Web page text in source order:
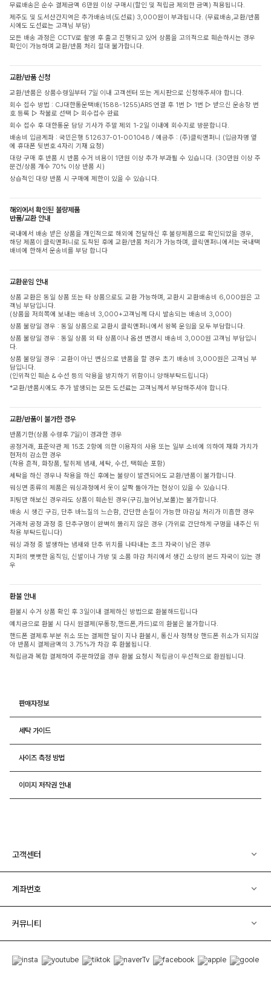
무료배송은 순수 결제금액 6만원 이상 구매시(할인 및 적립금 제외한 금액) 적용됩니다.
제주도 및 도서산간지역은 추가배송비(도선료) 3,000원이 부과됩니다. (무료배송,교환/반품
시에도 도선료는 고객님 부담)
모든 배송 과정은 CCTV로 촬영 후 출고 진행되고 있어 상품을 고의적으로 훼손하시는 경우
확인이 가능하며 교환/반품 처리 절대 불가합니다.
교환/반품 신청
교환/반품은 상품수령일부터 7일 이내 고객센터 또는 게시판으로 신청해주셔야 합니다.
회수 접수 방법 : CJ대한통운택배(1588-1255)ARS 연결 후 1번 ▷ 1번 ▷ 받으신 운송장 번
호 등록 ▷ 착불로 선택 ▷ 회수접수 완료
회수 접수 후 대한통운 담당 기사가 주말 제외 1-2일 이내에 회수지로 방문합니다.
배송비 입금계좌 : 국민은행 512637-01-001048 / 예금주 : (주)클릭앤퍼니 (입금자명 옆
에 휴대폰 뒷번호 4자리 기재 요청)
대량 구매 후 반품 시 반품 수거 비용이 1만원 이상 추가 부과될 수 있습니다. (30만원 이상 주
문건/상품 개수 70% 이상 반품 시)
상습적인 대량 반품 시 구매에 제한이 있을 수 있습니다.
해외에서 확인된 불량제품
반품/교환 안내
국내에서 배송 받은 상품을 개인적으로 해외에 전달하신 후 불량제품으로 확인되었을 경우,
해당 제품이 클릭앤퍼니로 도착된 후에 교환/반품 처리가 가능하며, 클릭앤퍼니에서는 국내택
배비에 한해서 운송비를 부담 합니다
교환운임 안내
상품 교환은 동일 상품 또는 타 상품으로도 교환 가능하며, 교환시 교환배송비 6,000원은 고
객님 부담입니다.
(상품을 저희쪽에 보내는 배송비 3,000+고객님께 다시 발송되는 배송비 3,000)
상품 불량일 경우 : 동일 상품으로 교환시 클릭앤퍼니에서 왕복 운임을 모두 부담합니다.
상품 불량일 경우 : 동일 상품 외 타 상품이나 옵션 변경시 배송비 3,000원 고객님 부담입니
다.
상품 불량일 경우 : 교환이 아닌 변심으로 반품을 할 경우 초기 배송비 3,000원은 고객님 부
담입니다.
(인위적인 훼손 & 수선 등의 악용을 방지하기 위함이니 양해부탁드립니다)
*교환/반품시에도 추가 발생되는 모든 도선료는 고객님께서 부담해주셔야 합니다.
교환/반품이 불가한 경우
반품기한(상품 수령후 7일)이 경과한 경우
공정거래, 표준약관 제 15조 2항에 의한 이용자의 사용 또는 일부 소비에 의하여 재화 가치가
현저히 감소한 경우
(착용 흔적, 화장품, 탈취제 냄새, 세탁, 수선, 택훼손 포함)
세탁을 하신 경우나 착용을 하신 후에는 불량이 발견되어도 교환/반품이 불가합니다.
워싱면 종류의 제품은 워싱과정에서 옷이 살짝 돌아가는 현상이 있을 수 있습니다.
피팅만 해보신 경우라도 상품이 훼손된 경우(구김,늘어남,보풀)는 불가합니다.
배송 시 생긴 구김, 단추 바느질의 느슨함, 간단한 손질이 가능한 마감실 처리가 미흡한 경우
거래처 공정 과정 중 단추구멍이 완벽히 뚫리지 않은 경우 (가위로 간단하게 구멍을 내주신 뒤
착용 부탁드립니다)
워싱 과정 중 발생하는 냄새와 단추 위치를 나타내는 초크 자국이 남은 경우
지퍼의 뻣뻣한 움직임, 신발이나 가방 및 소품 마감 처리에서 생긴 소량의 본드 자국이 있는 경
우
환불 안내
환불시 수거 상품 확인 후 3일이내 결제하신 방법으로 환불해드립니다
예치금으로 환불 시 다시 원결제(무통장,핸드폰,카드)로의 환불은 불가합니다.
핸드폰 결제후 부분 취소 또는 결제한 달이 지나 환불시, 통신사 정책상 핸드폰 취소가 되지않
아 반품시 결제금액의 3.75%가 차감 후 환불됩니다.
적립금과 복합 결제하여 주문하였을 경우 환불 요청시 적립금이 우선적으로 환원됩니다.
판매자정보
세탁 가이드
사이즈 측정 방법
이미지 저작권 안내
고객센터
계좌번호
커뮤니티